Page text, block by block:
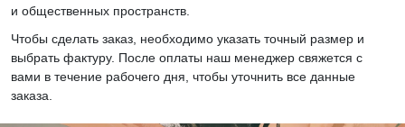
и общественных пространств.
Чтобы сделать заказ, необходимо указать точный размер и
выбрать фактуру. После оплаты наш менеджер свяжется с
вами в течение рабочего дня, чтобы уточнить все данные
заказа.